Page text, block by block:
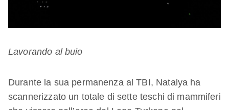
Lavorando al buio
Durante la sua permanenza al TBI, Natalya ha
scannerizzato un totale di sette teschi di mammiferi